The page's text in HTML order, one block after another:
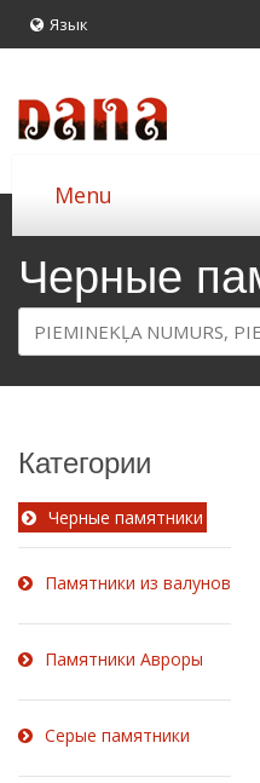
Язык
Черные
Категории
Черные памятники
Памятники из валунов
Памятники Авроры
Серые памятники